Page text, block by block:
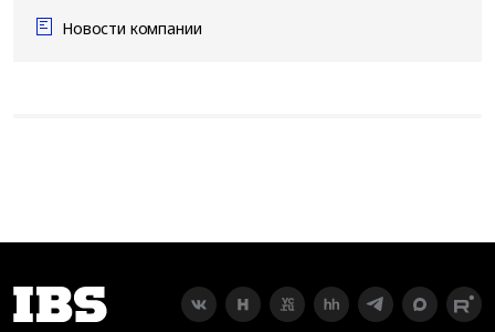
Новости компании